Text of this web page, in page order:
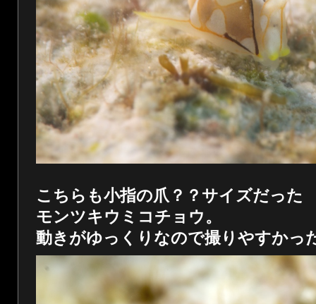
こちらも小指の爪？？サイズだった
モンツキウミコチョウ。
動きがゆっくりなので撮りやすかっ